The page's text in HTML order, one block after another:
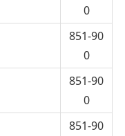
0
851-90
0
851-90
0
851-90